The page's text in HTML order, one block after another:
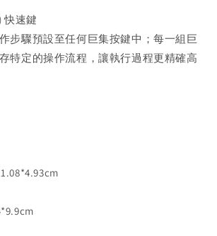
快速鍵
步驟預設至任何巨集按鍵中；每一組巨
特定的操作流程，讓執行過程更精確高